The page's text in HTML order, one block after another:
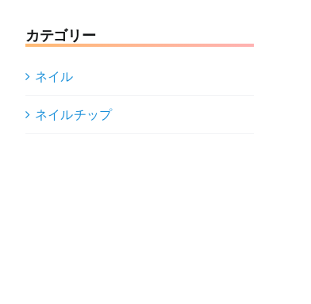
カテゴリー
ネイル
ネイルチップ